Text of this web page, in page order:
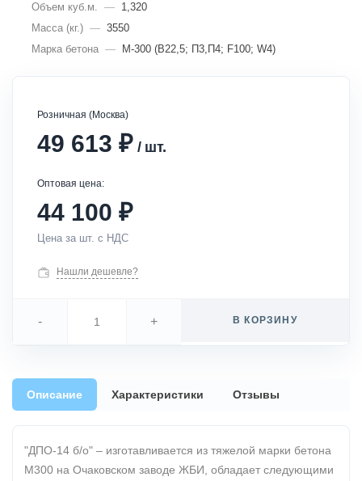
Объем куб.м. — 1,320
Масса (кг.) — 3550
Марка бетона — М-300 (В22,5; П3,П4; F100; W4)
Розничная (Москва)
49 613 ₽ / шт.
Оптовая цена:
44 100 ₽
Цена за шт. с НДС
Нашли дешевле?
- + В КОРЗИНУ
Описание Характеристики Отзывы
"ДПО-14 б/о" – изготавливается из тяжелой марки бетона
М300 на Очаковском заводе ЖБИ, обладает следующими